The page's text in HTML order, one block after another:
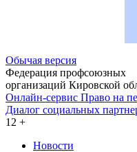
Обычая версия
Федерация профсоюзных
организаций Кировской
Онлайн-сервис Право на
Диалог социальных
12 +
Новости